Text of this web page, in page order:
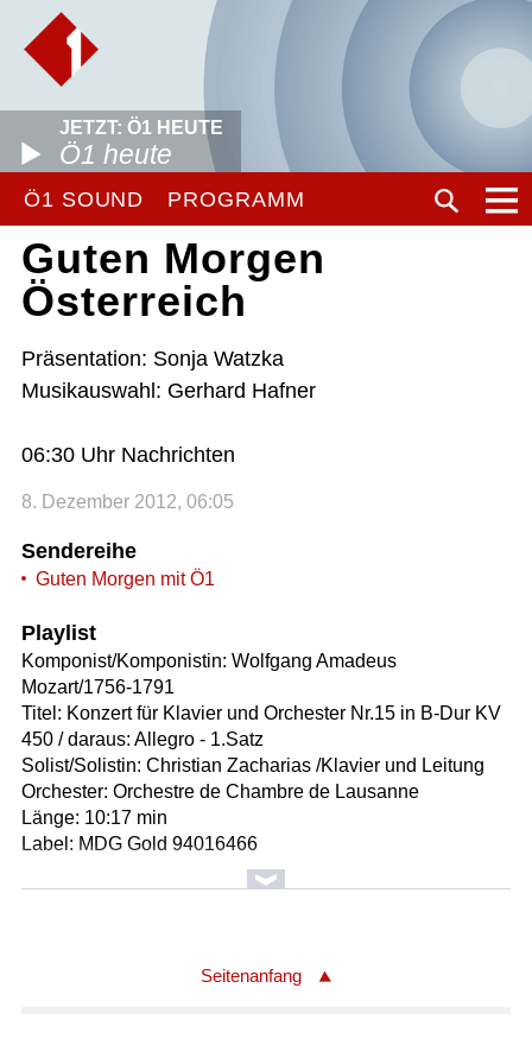
JETZT: Ö1 HEUTE
Ö1 heute
Ö1 SOUND PROGRAMM
Guten Morgen
Österreich
Präsentation: Sonja Watzka
Musikauswahl: Gerhard Hafner
06:30 Uhr Nachrichten
8. Dezember 2012, 06:05
Sendereihe
Guten Morgen mit Ö1
Playlist
Komponist/Komponistin: Wolfgang Amadeus
Mozart/1756-1791
Titel: Konzert für Klavier und Orchester Nr.15 in B-Dur KV
450 / daraus: Allegro - 1.Satz
Solist/Solistin: Christian Zacharias /Klavier und Leitung
Orchester: Orchestre de Chambre de Lausanne
Länge: 10:17 min
Label: MDG Gold 94016466
Komponist/Komponistin: Luigi Boccherini/1743 - 1805
Solist/Solistin: Eckart Haupt /Flöte
Seitenanfang